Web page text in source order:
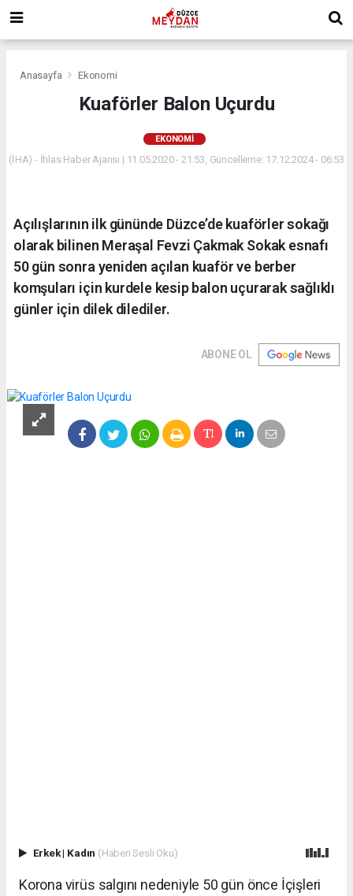
Anasayfa Ekonomi
Kuaförler Balon Uçurdu
EKONOMI
(İHA) - İhlas Haber Ajansı | 11.05.2020 - 21:53, Güncelleme: 17.12.2024 - 06:53
Açılışlarının ilk gününde Düzce’de kuaförler sokağı
olarak bilinen Meraşal Fevzi Çakmak Sokak esnafı
50 gün sonra yeniden açılan kuaför ve berber
komşuları için kurdele kesip balon uçurarak sağlıklı
günler için dilek dilediler.
ABONE OL
Erkek| Kadın (Haberi Sesli Oku)
Korona virüs salgını nedeniyle 50 gün önce İçişleri